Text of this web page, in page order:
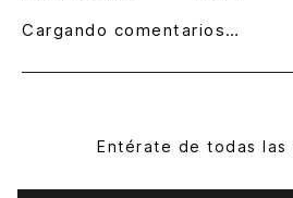
Cargando comentarios…
Entérate de todas las